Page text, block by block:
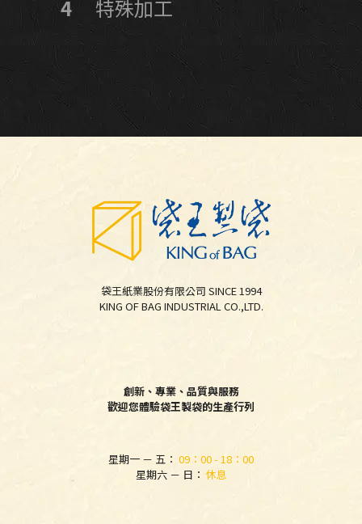
4
特殊加工
袋王紙業股份有限公司 SINCE 1994
KING OF BAG INDUSTRIAL CO.,LTD.
創新、專業、品質與服務
歡迎您體驗袋王製袋的生產行列
星期一 － 五： 09：00 - 18：00
星期六 － 日： 休息